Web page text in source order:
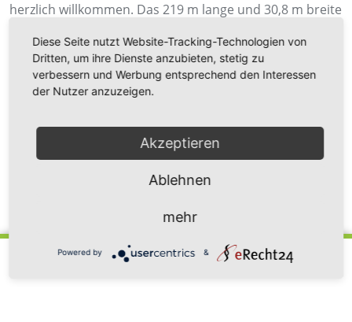
herzlich willkommen. Das 219 m lange und 30,8 m breite
kommt in Monaten Juli und August in der Ostsee zum
Einsatz.
Diese Seite nutzt Website-Tracking-Technologien von
Dritten, um ihre Dienste anzubieten, stetig zu
verbessern und Werbung entsprechend den Interessen
der Nutzer anzuzeigen.
Akzeptieren
Ablehnen
mehr
Powered by &